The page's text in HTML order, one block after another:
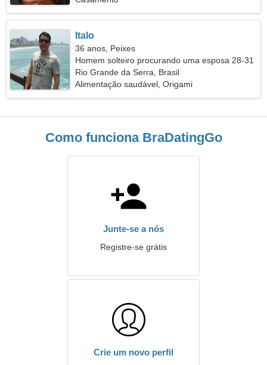
Italo
36 anos, Peixes
Homem solteiro procurando uma esposa 28-31
Rio Grande da Serra, Brasil
Alimentação saudável, Origami
Como funciona BraDatingGo
Junte-se a nós
Registre-se grátis
Crie um novo perfil